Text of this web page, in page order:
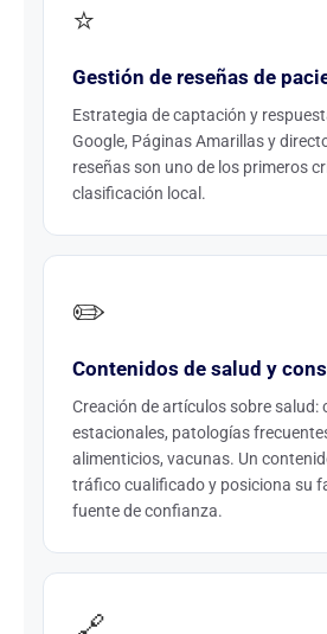
⭐
Gestión de reseñas de
Estrategia de captación y
Google, Páginas Amarillas y
reseñas son uno de los primeros
clasificación local.
✏️
Contenidos de salud y
Creación de artículos sobre salud:
estacionales, patologías
alimenticios, vacunas. Un
tráfico cualificado y posiciona su
fuente de confianza.